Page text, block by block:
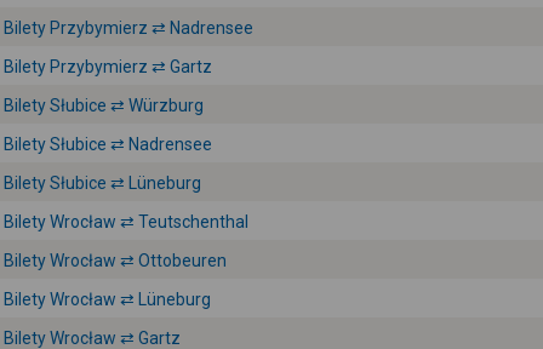
Bilety Przybymierz ⇄ Nadrensee
Bilety Przybymierz ⇄ Gartz
Bilety Słubice ⇄ Würzburg
Bilety Słubice ⇄ Nadrensee
Bilety Słubice ⇄ Lüneburg
Bilety Wrocław ⇄ Teutschenthal
Bilety Wrocław ⇄ Ottobeuren
Bilety Wrocław ⇄ Lüneburg
Bilety Wrocław ⇄ Gartz